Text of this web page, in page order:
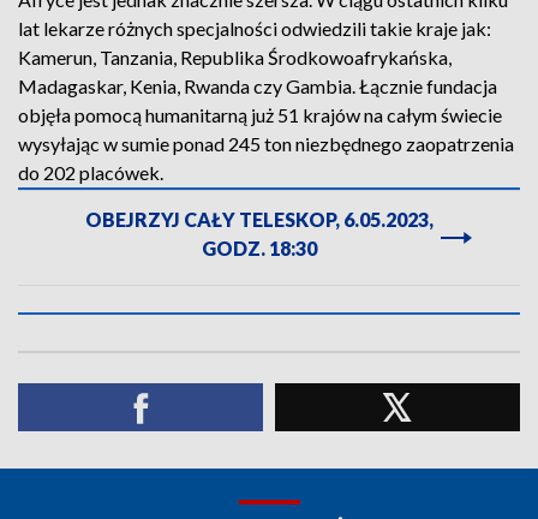
lat lekarze różnych specjalności odwiedzili takie kraje jak:
Kamerun, Tanzania, Republika Środkowoafrykańska,
Madagaskar, Kenia, Rwanda czy Gambia. Łącznie fundacja
objęła pomocą humanitarną już 51 krajów na całym świecie
wysyłając w sumie ponad 245 ton niezbędnego zaopatrzenia
do 202 placówek.
OBEJRZYJ CAŁY TELESKOP, 6.05.2023,
GODZ. 18:30